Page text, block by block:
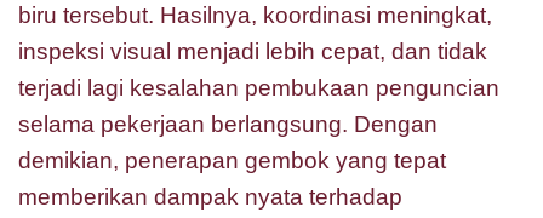
biru tersebut. Hasilnya, koordinasi meningkat,
inspeksi visual menjadi lebih cepat, dan tidak
terjadi lagi kesalahan pembukaan penguncian
selama pekerjaan berlangsung. Dengan
demikian, penerapan gembok yang tepat
memberikan dampak nyata terhadap